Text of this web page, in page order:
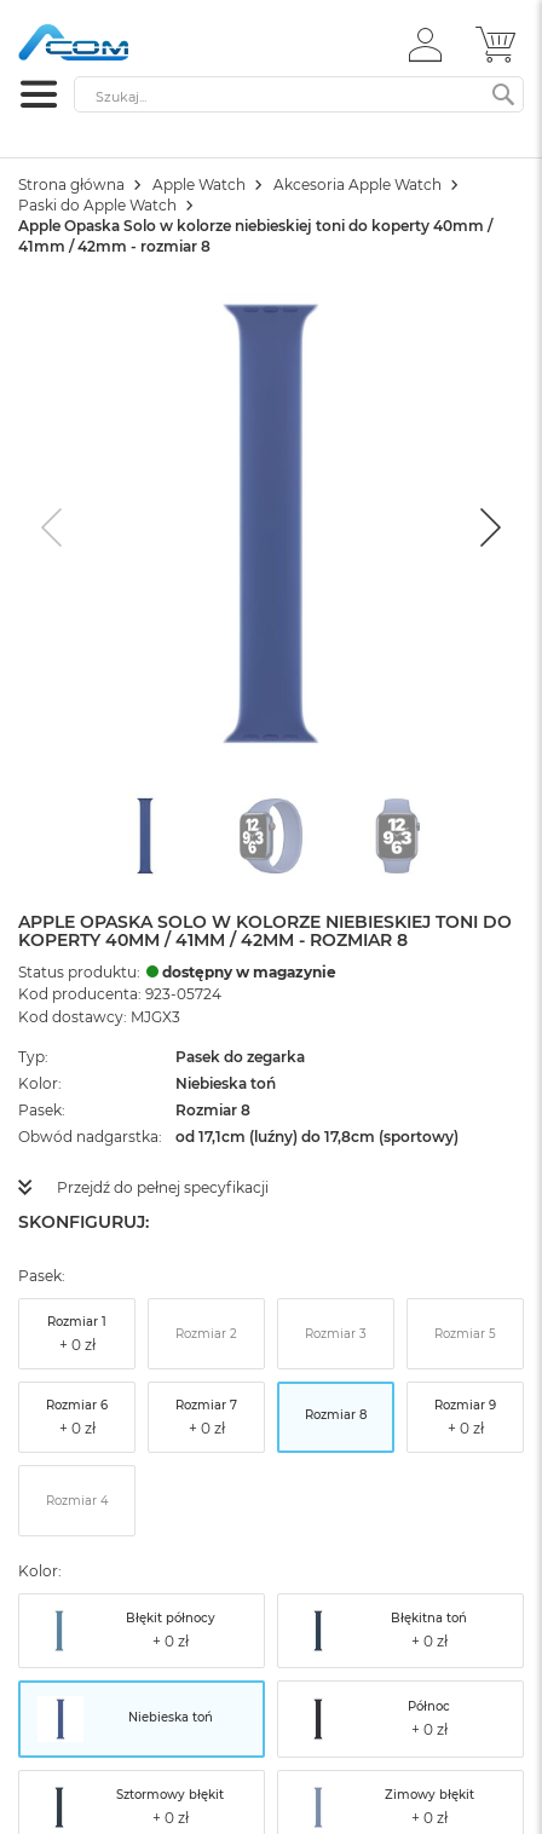
ZALOGUJ
SIĘ
Szukaj
Strona główna Apple Watch
Akcesoria Apple Watch
Paski do Apple Watch
Apple Opaska Solo w kolorze niebieskiej toni do koperty 40mm /
41mm / 42mm - rozmiar 8
APPLE OPASKA SOLO W KOLORZE NIEBIESKIEJ TONI DO
KOPERTY 40MM / 41MM / 42MM - ROZMIAR 8
Status produktu:
dostępny w magazynie
Kod producenta: 923-05724
Kod dostawcy: MJGX3
Typ
Pasek do zegarka
Kolor
Niebieska toń
Pasek
Rozmiar 8
Obwód nadgarstka
od 17,1cm (luźny) do 17,8cm (sportowy)
Przejdź do pełnej specyfikacji
SKONFIGURUJ:
Pasek:
Rozmiar 1
Rozmiar 2 Rozmiar 3 Rozmiar 5
Rozmiar 6 Rozmiar 7
Rozmiar 8
Rozmiar 9
Rozmiar 4
Kolor:
Błękit północy Błękitna toń
Niebieska toń
Północ
Sztormowy błękit Zimowy błękit